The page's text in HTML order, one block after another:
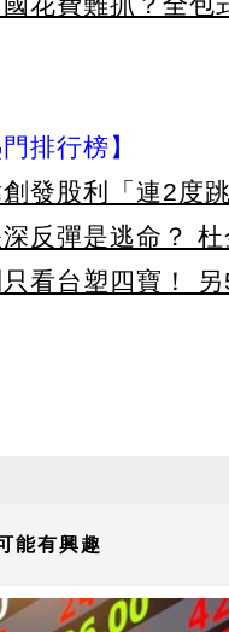
門排行榜】
發股利「連2度
反彈是逃命？
只看台塑四寶！
能有興趣